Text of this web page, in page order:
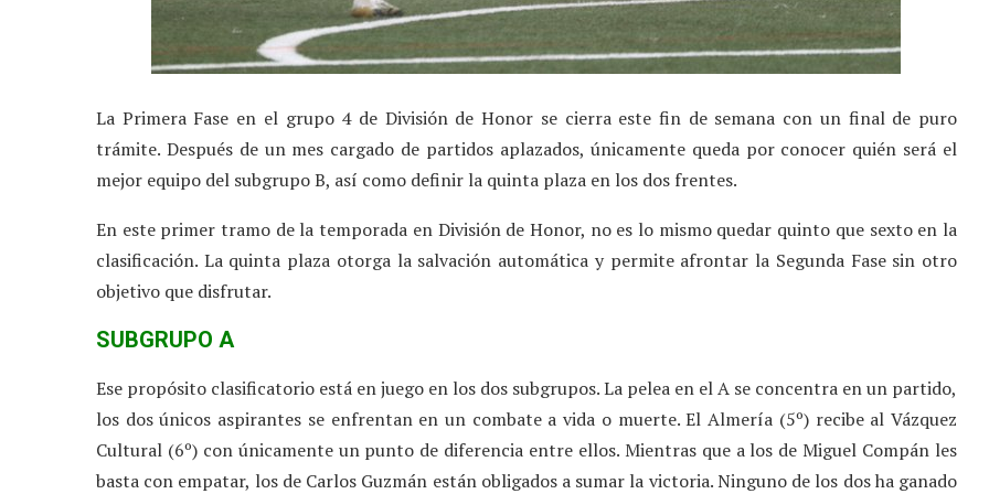
La Primera Fase en el grupo 4 de División de Honor se cierra este fin de semana con un final de puro
trámite. Después de un mes cargado de partidos aplazados, únicamente queda por conocer quién será el
mejor equipo del subgrupo B, así como definir la quinta plaza en los dos frentes.
En este primer tramo de la temporada en División de Honor, no es lo mismo quedar quinto que sexto en la
clasificación. La quinta plaza otorga la salvación automática y permite afrontar la Segunda Fase sin otro
objetivo que disfrutar.
SUBGRUPO A
Ese propósito clasificatorio está en juego en los dos subgrupos. La pelea en el A se concentra en un partido,
los dos únicos aspirantes se enfrentan en un combate a vida o muerte. El Almería (5º) recibe al Vázquez
Cultural (6º) con únicamente un punto de diferencia entre ellos. Mientras que a los de Miguel Compán les
basta con empatar, los de Carlos Guzmán están obligados a sumar la victoria. Ninguno de los dos ha ganado